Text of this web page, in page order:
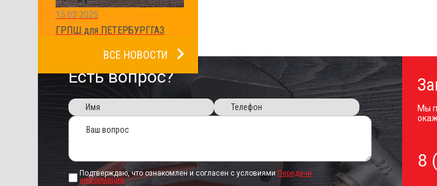
15.03.2025
ГРПШ для ПЕТЕРБУРГГАЗ
ВСЕ НОВОСТИ
Есть вопрос?
Подтверждаю, что ознакомлен и согласен с условиями Передачи
информации
Мы
8